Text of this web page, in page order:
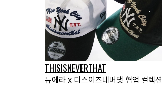
THISISNEVERTHAT
뉴에라 x 디스이즈네버댓 협업 컬렉션